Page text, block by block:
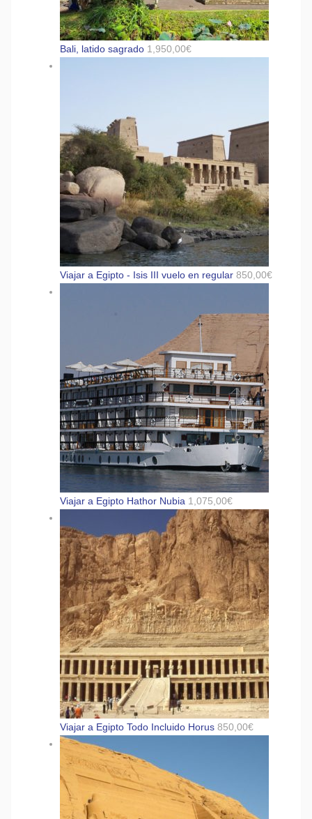
Bali, latido sagrado 1,950,00€
Viajar a Egipto - Isis III vuelo en regular 850,00€
Viajar a Egipto Hathor Nubia 1,075,00€
Viajar a Egipto Todo Incluido Horus 850,00€